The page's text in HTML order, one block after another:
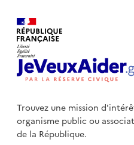
Trouvez une mission
organisme publicou
de la République.